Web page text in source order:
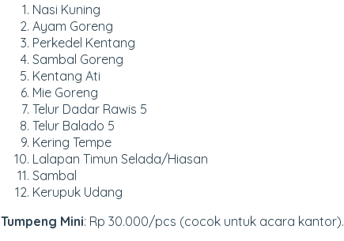
Nasi Kuning
Ayam Goreng
Perkedel Kentang
Sambal Goreng
Kentang Ati
Mie Goreng
Telur Dadar Rawis 5
Telur Balado 5
Kering Tempe
Lalapan Timun Selada/Hiasan
Sambal
Kerupuk Udang
Tumpeng Mini: Rp 30.000/pcs (cocok untuk acara kantor).